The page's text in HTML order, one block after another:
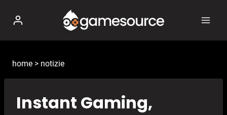
contenuto
home > notizie
Instant Gaming,